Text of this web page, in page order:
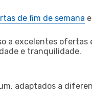
de fim de semana
a excelentes
e tranquilidade.
adaptados a